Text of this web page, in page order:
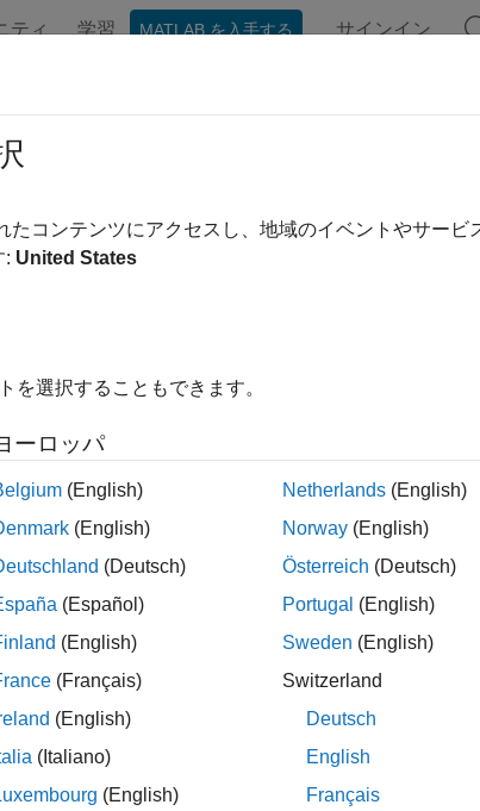
ティ 学習 MATLAB を入手する サインイン
リ分類の公平性の紹介
and Machine Learning Toolbox™ の関数
、バイアス メトリクスとグループ メトリクスでデー
— 関数fairnessMetrics
は、データ セ
ての公平性メトリクス (バイアス メトリクスとグルー
ータの真のバイナリ ラベルを調べます。モデルレベル
れる予測ラベルを真のラベルと予測ラベルの両方を使
またはモデルについて、各センシティブ属性のグルー
— 関数 fairnessWeightsは、センシティ
。センシティブ属性のグループと応答変数のクラス ラ
が計算されます。その後、関数によって各観測値に対
ンシティブ属性のグループ間に公平性が導入されます
などの適切な学習関数に渡します。
予測子を変換することで、モデル予測に対するセンシ
。変換されたデータ セットと変換が格納された
たコンテンツにアクセスし、地域のイベントやサー
: United States
を選択することもできます。
ーロッパ
(English)
(English)
(Deutsch)
(Español)
(English)
(Français)
(English)
(Italiano)
(English)
Netherlands (English)
Norway (English)
Österreich (Deutsch)
Portugal (English)
Sweden (English)
Switzerland
Deutsch
English
Français